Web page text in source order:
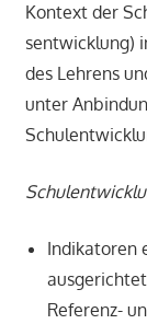
Kontext der
sentwicklung)
des Lehrens
unter
Indikatoren
Referenz-